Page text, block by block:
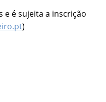
e é sujeita a inscrição
)